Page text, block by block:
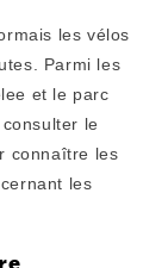
les vélos
Parmi les
et le parc
le
connaître les
les